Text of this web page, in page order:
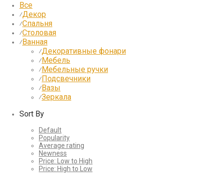
Все
⁄Декор
⁄Спальня
⁄Столовая
⁄Ванная
⁄Декоративные фонари
⁄Мебель
⁄Мебельные ручки
⁄Подсвечники
⁄Вазы
⁄Зеркала
Sort By
Default
Popularity
Average rating
Newness
Price: Low to High
Price: High to Low